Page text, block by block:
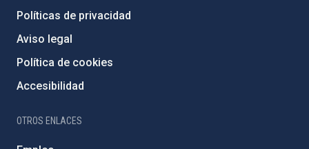
Políticas de privacidad
Aviso legal
Política de cookies
Accesibilidad
OTROS ENLACES